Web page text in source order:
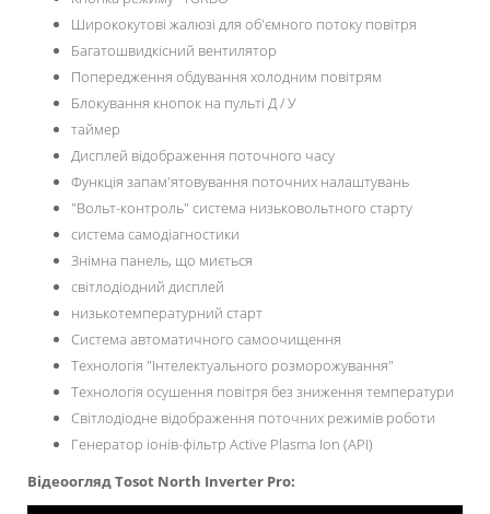
Ширококутові жалюзі для об'ємного потоку повітря
Багатошвидкісний вентилятор
Попередження обдування холодним повітрям
Блокування кнопок на пульті Д / У
таймер
Дисплей відображення поточного часу
Функція запам'ятовування поточних налаштувань
"Вольт-контроль" система низьковольтного старту
система самодіагностики
Знімна панель, що миється
світлодіодний дисплей
низькотемпературний старт
Система автоматичного самоочищення
Технологія "Інтелектуального розморожування"
Технологія осушення повітря без зниження температури
Світлодіодне відображення поточних режимів роботи
Генератор іонів-фільтр Active Plasma Ion (API)
Відеоогляд Tosot North Inverter Pro: